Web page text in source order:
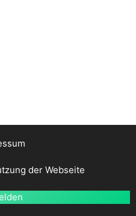
der Webseite